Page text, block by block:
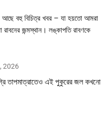
আছে বহু বিচিত্র খবর – যা হয়তো আমরা
জন্মস্থান। লঙ্কাপতি রাবণকে
2026
তাপমাত্রাতেও এই পুকুরের জল কখনো